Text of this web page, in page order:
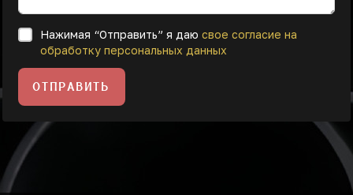
Нажимая “Отправить” я даю свое согласие на
обработку персональных данных
ОТПРАВИТЬ